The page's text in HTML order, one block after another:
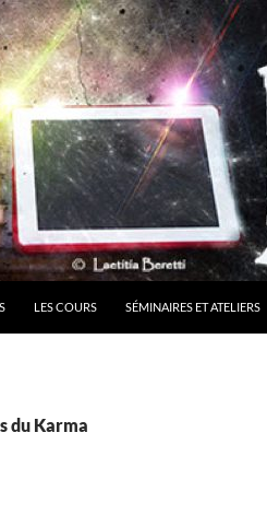
LES COURS SÉMINAIRES ET ATELIERS
du Karma